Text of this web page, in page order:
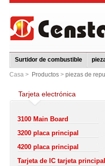
Surtidor de combustible
Casa > Productos > piezas de
Tarjeta electrónica
3100 Main Board
3200 placa principal
4200 placa principal
Tarjeta de IC tarjeta principal